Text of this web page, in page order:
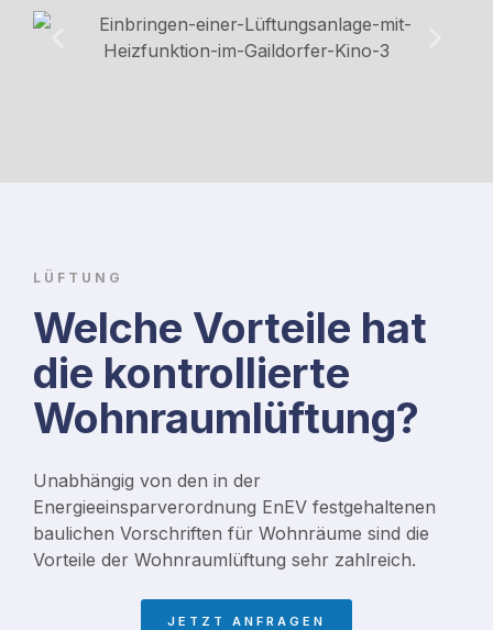
LÜFTUNG
Welche Vorteile hat
die kontrollierte
Wohnraumlüftung?
Unabhängig von den in der
Energieeinsparverordnung EnEV festgehaltenen
baulichen Vorschriften für Wohnräume sind die
Vorteile der Wohnraumlüftung sehr zahlreich.
JETZT ANFRAGEN